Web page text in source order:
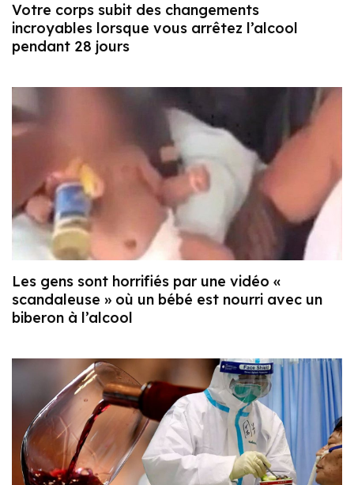
Votre corps subit des changements
incroyables lorsque vous arrêtez l’alcool
pendant 28 jours
Les gens sont horrifiés par une vidéo «
scandaleuse » où un bébé est nourri avec un
biberon à l’alcool